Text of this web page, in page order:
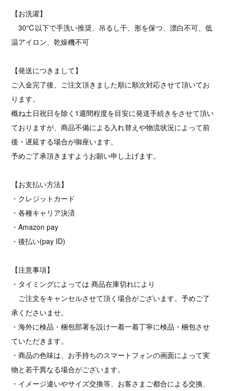
【お洗濯】
30℃以下で手洗い推奨、吊るし干、形を保つ、漂白不可、低
温アイロン、乾燥機不可
【発送につきまして】
ご入金完了後、ご注文頂きました順に順次対応させて頂いてお
ります。
概ね土日祝日を除く1週間程度を目安に発送手続きをさせて頂い
ておりますが、商品不備による入れ替えや物流状況によって前
後・遅延する場合が御座います。
予めご了承頂きますようお願い申し上げます。
【お支払い方法】
・クレジットカード
・各種キャリア決済
・Amazon pay
・後払い(pay ID)
【注意事項】
・タイミングによっては 商品在庫切れにより
ご注文をキャンセルさせて頂く場合がございます。予めご了
承くださいませ。
・海外に検品・梱包部署を設け一着一着丁寧に検品・梱包させ
ていただきます。
・商品の色味は、お手持ちのスマートフォンの画面によって実
物と若干異なる場合がございます。
・イメージ違いやサイズ交換等、お客さまご都合による交換、